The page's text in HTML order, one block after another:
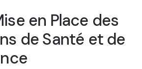
en Place des
de Santé et de